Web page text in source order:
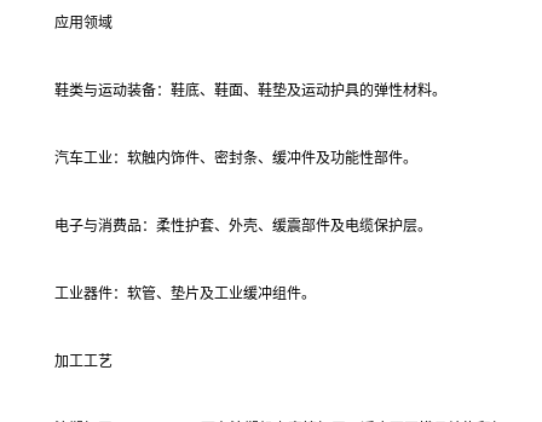
应用领域
鞋类与运动装备：鞋底、鞋面、鞋垫及运动护具的弹性材料。
汽车工业：软触内饰件、密封条、缓冲件及功能性部件。
电子与消费品：柔性护套、外壳、缓震部件及电缆保护层。
工业器件：软管、垫片及工业缓冲组件。
加工工艺